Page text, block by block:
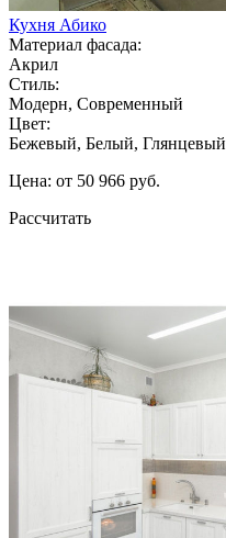
Кухня Абико
Материал фасада:
Акрил
Стиль:
Модерн, Современный
Цвет:
Бежевый, Белый, Глянцевый
Цена: от 50 966 руб.
Рассчитать